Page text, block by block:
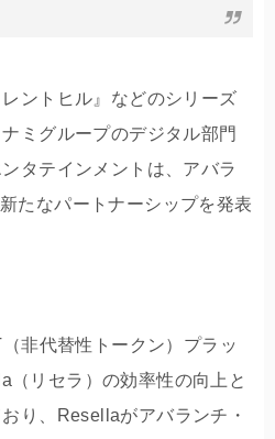
ントヒル』などのシリーズ
ミグループのデジタル部門
タテインメントは、アバラ
たなパートナーシップを発表
非代替性トークン）プラッ
（リセラ）の効率性の向上と
り、Resellaがアバランチ・